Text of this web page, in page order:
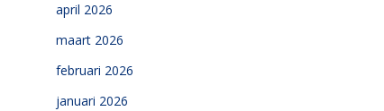
april 2026
maart 2026
februari 2026
januari 2026